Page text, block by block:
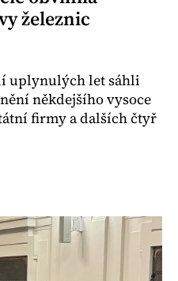
železnic
uplynulých let sáhli
někdejšího vysoce
firmy a dalších čtyř